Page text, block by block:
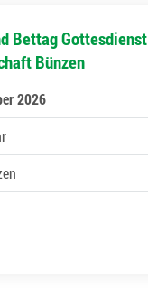
Bettag Gottesdienst
Bünzen
2026